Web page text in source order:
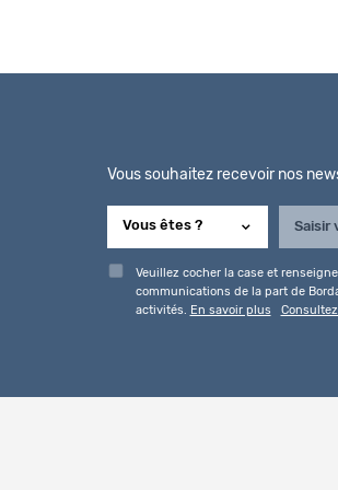
Vous souhaitez recevoir nos
Veuillez cocher la case et
communications de la part de
activités. En savoir plus